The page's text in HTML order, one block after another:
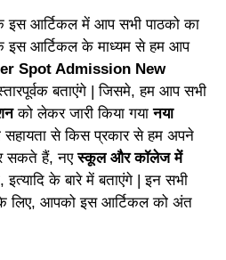
इस आर्टिकल में आप सभी पाठको का
इस आर्टिकल के माध्यम से हम आप
Spot Admission New
बताएंगे | जिसमे, हम आप सभी
को लेकर जारी किया गयानया
से किस प्रकार से हम अपने
सकते हैं, नएस्कूल और कॉलेज में
इत्यादि के बारे में बताएंगे | इन सभी
के लिए, आपको इस आर्टिकल को अंत